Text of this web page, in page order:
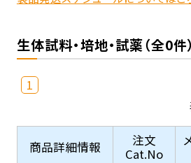
生体試料・培地・試薬（全0件）
1
商品詳細情報
注文
Cat.No